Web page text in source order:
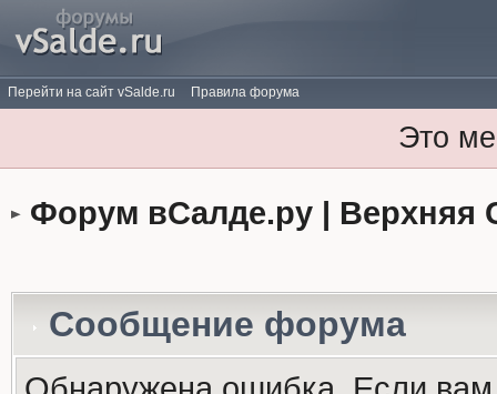
Перейти на сайт vSalde.ru Правила форума
Это
Форум вСалде.ру | Верхняя
Сообщение форума